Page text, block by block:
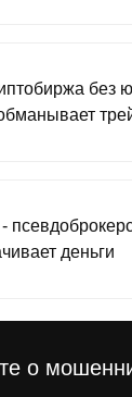
без
деньги
о